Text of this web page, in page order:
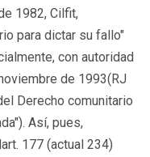
1982, Cilfit,
para dictar su fallo"
con autoridad
de 1993(RJ
Derecho comunitario
Así, pues,
177 (actual 234)